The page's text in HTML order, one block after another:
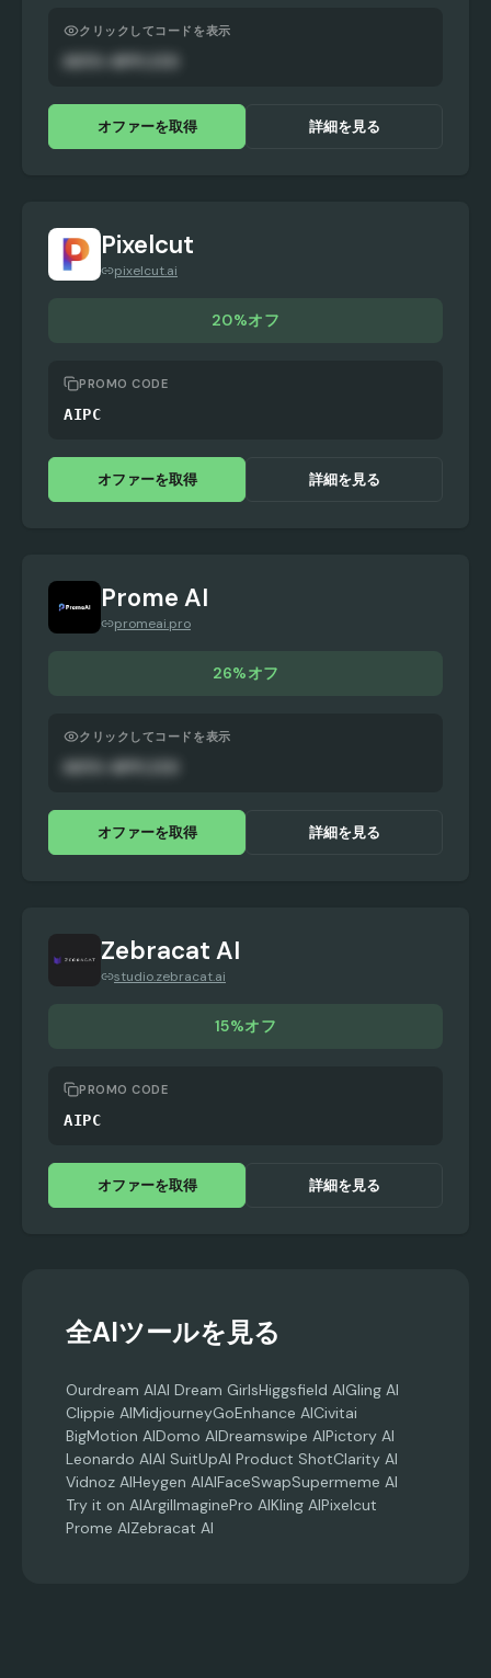
クリックしてコードを表示
オファーを取得 詳細を見る
Pixelcut
pixelcut.ai
20%オフ
PROMO CODE
AIPC
オファーを取得 詳細を見る
Prome AI
promeai.pro
26%オフ
クリックしてコードを表示
オファーを取得 詳細を見る
Zebracat AI
studio.zebracat.ai
15%オフ
PROMO CODE
AIPC
オファーを取得 詳細を見る
全AIツールを見る
Ourdream AIAI Dream GirlsHiggsfield AIGling AI
Clippie AIMidjourneyGoEnhance AICivitai
BigMotion AIDomo AIDreamswipe AIPictory AI
Leonardo AIAI SuitUpAI Product ShotClarity AI
Vidnoz AIHeygen AIAIFaceSwapSupermeme AI
Try it on AIArgilImaginePro AIKling AIPixelcut
Prome AIZebracat AI